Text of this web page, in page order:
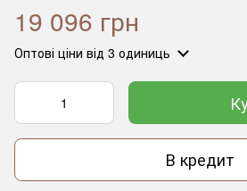
19 096 грн
Оптові ціни від 3 одиниць
В кредит